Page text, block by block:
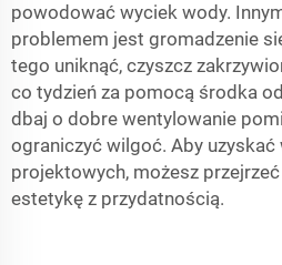
powodować wyciek wody.
problemem jest gromadzenie
tego uniknąć, czyszcz
co tydzień za pomocą środka
dbaj o dobre wentylowanie
ograniczyć wilgoć. Aby
projektowych, możesz przejrzeć
estetykę z przydatnością.